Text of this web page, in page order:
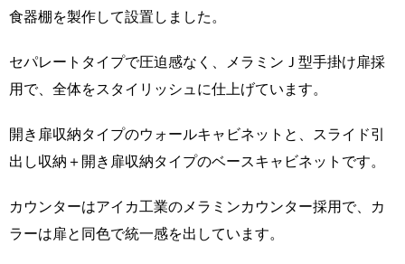
食器棚を製作して設置しました。
セパレートタイプで圧迫感なく、メラミンＪ型手掛け扉採
用で、全体をスタイリッシュに仕上げています。
開き扉収納タイプのウォールキャビネットと、スライド引
出し収納＋開き扉収納タイプのベースキャビネットです。
カウンターはアイカ工業のメラミンカウンター採用で、カ
ラーは扉と同色で統一感を出しています。